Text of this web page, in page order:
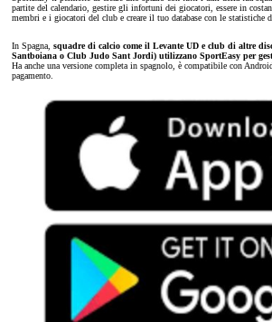
partite del calendario, gestire gli infortuni dei giocatori, essere in
membri e i giocatori del club e creare il tuo database con le statistiche
In Spagna, squadre di calcio come il Levante UD e club di altre
Santboiana o Club Judo Sant Jordi) utilizzano SportEasy per
Ha anche una versione completa in spagnolo, è compatibile con
pagamento.